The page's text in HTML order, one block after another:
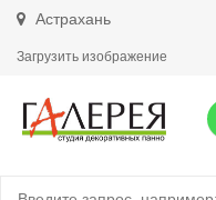
Астрахань
Загрузить изображение